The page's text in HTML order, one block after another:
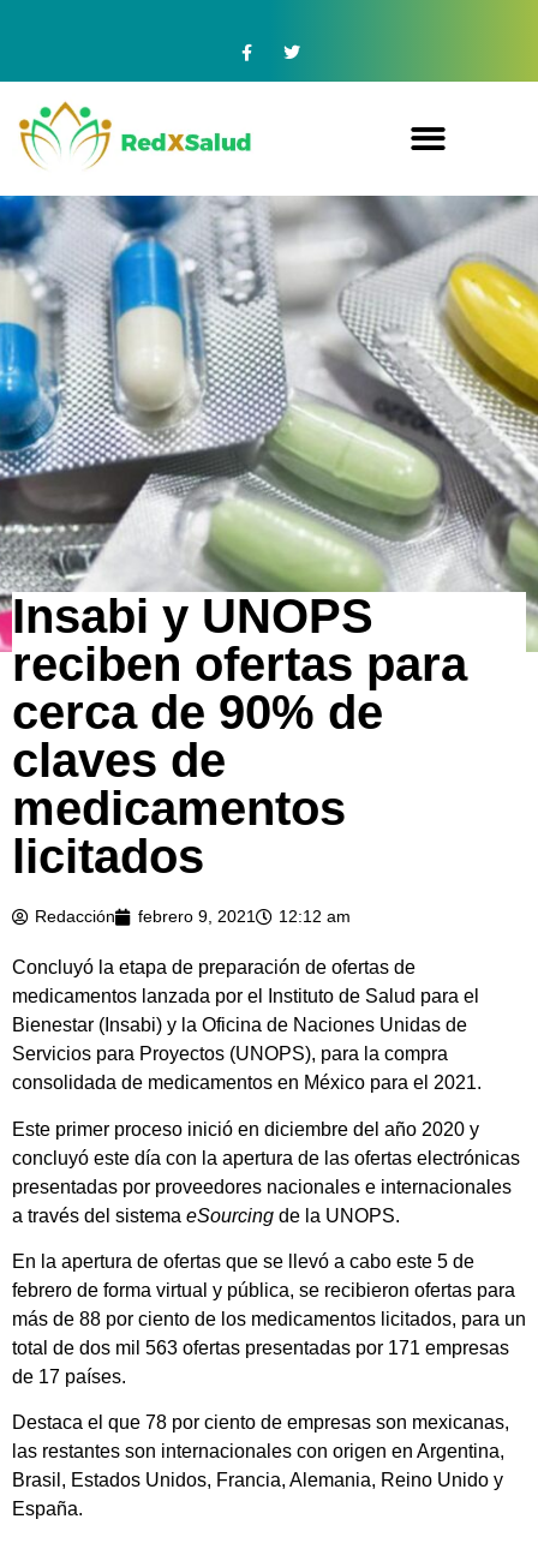
Insabi y UNOPS
reciben ofertas para
cerca de 90% de
claves de
medicamentos
licitados
Redacción febrero 9, 2021 12:12 am
Concluyó la etapa de preparación de ofertas de
medicamentos lanzada por el Instituto de Salud para el
Bienestar (Insabi) y la Oficina de Naciones Unidas de
Servicios para Proyectos (UNOPS), para la compra
consolidada de medicamentos en México para el 2021.
Este primer proceso inició en diciembre del año 2020 y
concluyó este día con la apertura de las ofertas electrónicas
presentadas por proveedores nacionales e internacionales
a través del sistema eSourcing de la UNOPS.
En la apertura de ofertas que se llevó a cabo este 5 de
febrero de forma virtual y pública, se recibieron ofertas para
más de 88 por ciento de los medicamentos licitados, para un
total de dos mil 563 ofertas presentadas por 171 empresas
de 17 países.
Destaca el que 78 por ciento de empresas son mexicanas,
las restantes son internacionales con origen en Argentina,
Brasil, Estados Unidos, Francia, Alemania, Reino Unido y
España.